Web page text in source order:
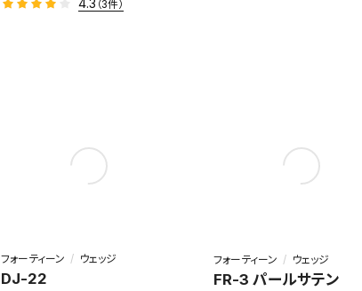
4.3 （3件）
フォーティーン ウェッジ
DJ-22
フォーティーン ウェッジ
FR-3 パールサテン